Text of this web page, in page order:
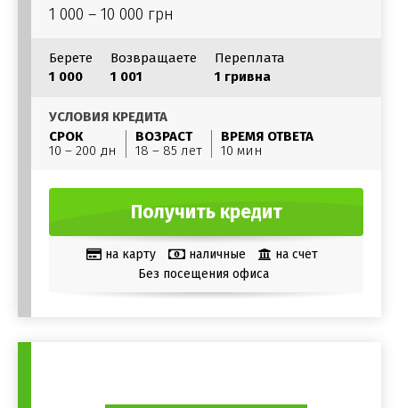
1 000 – 10 000 грн
Берете
1 000
Возвращаете
1 001
Переплата
1 гривна
УСЛОВИЯ КРЕДИТА
СРОК
10 – 200 дн
ВОЗРАСТ
18 – 85 лет
ВРЕМЯ ОТВЕТА
10 мин
Получить кредит
на карту наличные
на счет
Без посещения офиса